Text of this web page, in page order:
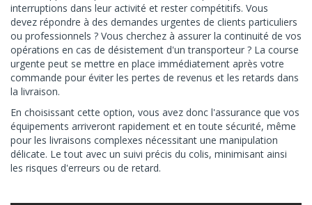
interruptions dans leur activité et rester compétitifs. Vous
devez répondre à des demandes urgentes de clients particuliers
ou professionnels ? Vous cherchez à assurer la continuité de vos
opérations en cas de désistement d'un transporteur ? La course
urgente peut se mettre en place immédiatement après votre
commande pour éviter les pertes de revenus et les retards dans
la livraison.
En choisissant cette option, vous avez donc l'assurance que vos
équipements arriveront rapidement et en toute sécurité, même
pour les livraisons complexes nécessitant une manipulation
délicate. Le tout avec un suivi précis du colis, minimisant ainsi
les risques d'erreurs ou de retard.